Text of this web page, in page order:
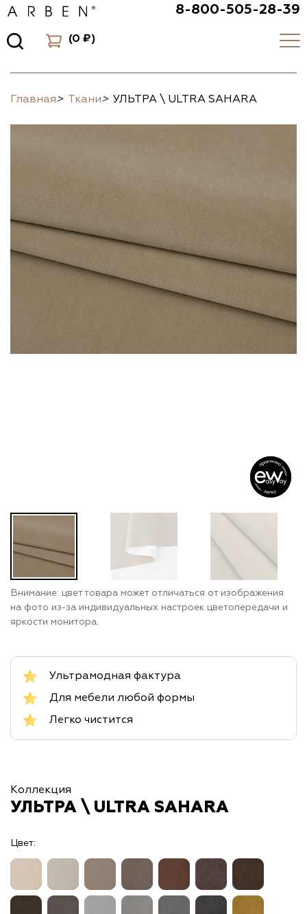
8-800-505-28-39
(0 ₽)
Главная> Ткани> УЛЬТРА \ ULTRA SAHARA
Внимание: цвет товара может отличаться от изображения
на фото из-за индивидуальных настроек цветопередачи и
яркости монитора.
Ультрамодная фактура
Для мебели любой формы
Легко чистится
Коллекция
УЛЬТРА \ ULTRA SAHARA
Цвет: